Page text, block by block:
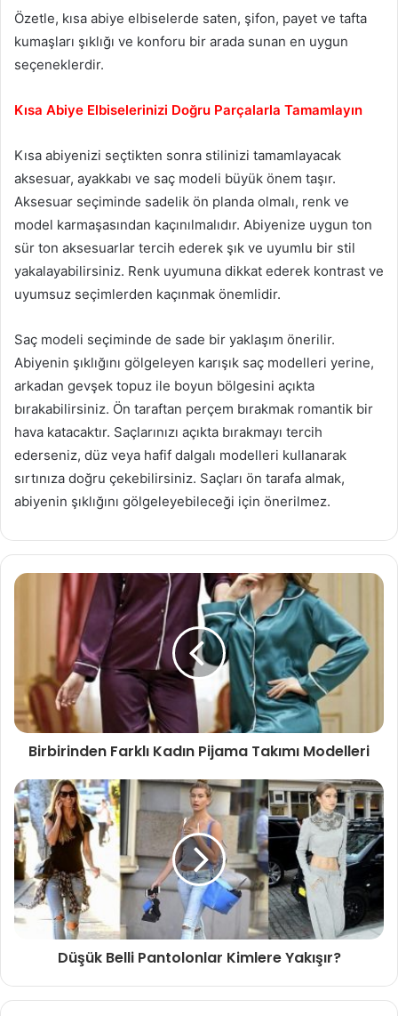
Özetle, kısa abiye elbiselerde saten, şifon, payet ve tafta
kumaşları şıklığı ve konforu bir arada sunan en uygun
seçeneklerdir.
Kısa Abiye Elbiselerinizi Doğru Parçalarla Tamamlayın
Kısa abiyenizi seçtikten sonra stilinizi tamamlayacak
aksesuar, ayakkabı ve saç modeli büyük önem taşır.
Aksesuar seçiminde sadelik ön planda olmalı, renk ve
model karmaşasından kaçınılmalıdır. Abiyenize uygun ton
sür ton aksesuarlar tercih ederek şık ve uyumlu bir stil
yakalayabilirsiniz. Renk uyumuna dikkat ederek kontrast ve
uyumsuz seçimlerden kaçınmak önemlidir.
Saç modeli seçiminde de sade bir yaklaşım önerilir.
Abiyenin şıklığını gölgeleyen karışık saç modelleri yerine,
arkadan gevşek topuz ile boyun bölgesini açıkta
bırakabilirsiniz. Ön taraftan perçem bırakmak romantik bir
hava katacaktır. Saçlarınızı açıkta bırakmayı tercih
ederseniz, düz veya hafif dalgalı modelleri kullanarak
sırtınıza doğru çekebilirsiniz. Saçları ön tarafa almak,
abiyenin şıklığını gölgeleyebileceği için önerilmez.
Birbirinden Farklı Kadın Pijama Takımı Modelleri
Düşük Belli Pantolonlar Kimlere Yakışır?